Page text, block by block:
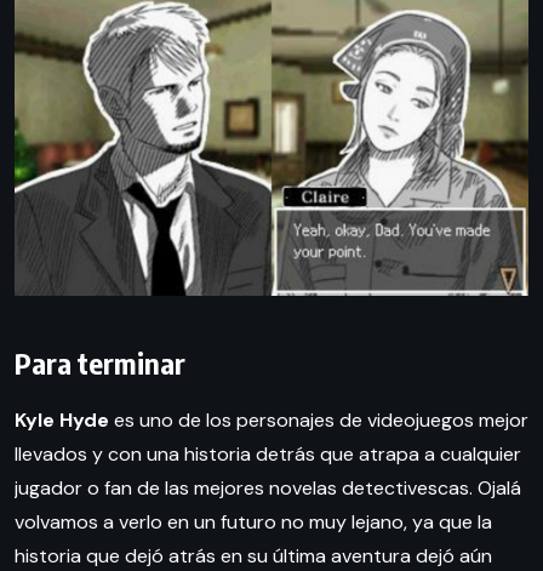
Para terminar
Kyle Hyde es uno de los personajes de videojuegos mejor
llevados y con una historia detrás que atrapa a cualquier
jugador o fan de las mejores novelas detectivescas. Ojalá
volvamos a verlo en un futuro no muy lejano, ya que la
historia que dejó atrás en su última aventura dejó aún